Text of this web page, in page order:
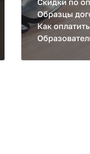
Скидки по
Образцы
Как